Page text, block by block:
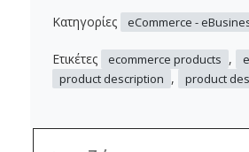
Κατηγορίες eCommerce -
Ετικέτες ecommerce products ,
product description , product